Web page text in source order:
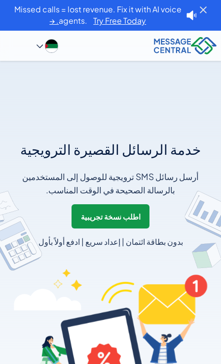
Missed calls = lost revenue. Fix it with AI voice
agents.Try Free Today. →
خدمة الرسائل القصيرة الترويجية
أرسل رسائل SMS ترويجية للوصول إلى المستخدمين
بالرسالة الصحيحة في الوقت المناسب.
اطلب نسخة تجريبية
بدون بطاقة ائتمان | إعداد سريع | ادفع أولاً بأول